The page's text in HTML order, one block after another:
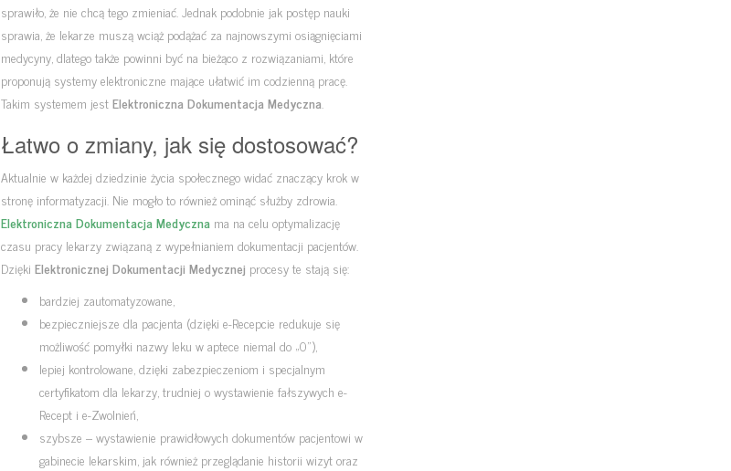
sprawiło, że nie chcą tego zmieniać. Jednak podobnie jak postęp nauki
sprawia, że lekarze muszą wciąż podążać za najnowszymi osiągnięciami
medycyny, dlatego także powinni być na bieżąco z rozwiązaniami, które
proponują systemy elektroniczne mające ułatwić im codzienną pracę.
Takim systemem jestElektroniczna Dokumentacja Medyczna.
Łatwo o zmiany, jak się dostosować?
Aktualnie w każdej dziedzinie życia społecznego widać znaczący krok w
stronę informatyzacji. Nie mogło to również ominąć służby zdrowia.
Elektroniczna Dokumentacja Medycznama na celu optymalizację
czasu pracy lekarzy związaną z wypełnianiem dokumentacji pacjentów.
Dzięki Elektronicznej Dokumentacji Medycznej procesy te stają się:
bardziej zautomatyzowane,
bezpieczniejsze dla pacjenta (dzięki e-Recepcie redukuje się
możliwość pomyłki nazwy leku w aptece niemal do „0”),
lepiej kontrolowane, dzięki zabezpieczeniom i specjalnym
certyfikatom dla lekarzy, trudniej o wystawienie fałszywych e-
Recept i e-Zwolnień,
szybsze – wystawienie prawidłowych dokumentów pacjentowi w
gabinecie lekarskim, jak również przeglądanie historii wizyt oraz